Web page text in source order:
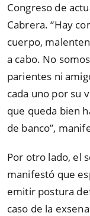
Congreso de
Cabrera. “Hay
cuerpo,
a cabo. No
parientes ni
cada uno por su
que queda bien
de banco”,
Por otro lado, el
manifestó que
emitir postura
caso de la